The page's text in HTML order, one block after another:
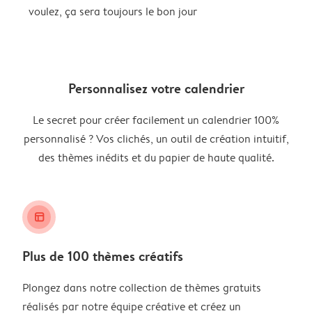
voulez, ça sera toujours le bon jour
Personnalisez votre calendrier
Le secret pour créer facilement un calendrier 100%
personnalisé ? Vos clichés, un outil de création intuitif,
des thèmes inédits et du papier de haute qualité.
layout_alt
Plus de 100 thèmes créatifs
Plongez dans notre collection de thèmes gratuits
réalisés par notre équipe créative et créez un